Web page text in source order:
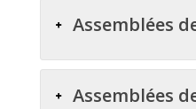
Assemblées
Assemblées